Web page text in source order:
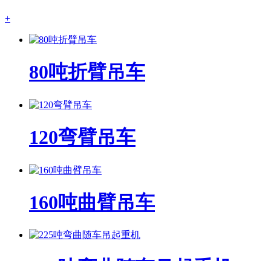
+
80吨折臂吊车
120弯臂吊车
160吨曲臂吊车